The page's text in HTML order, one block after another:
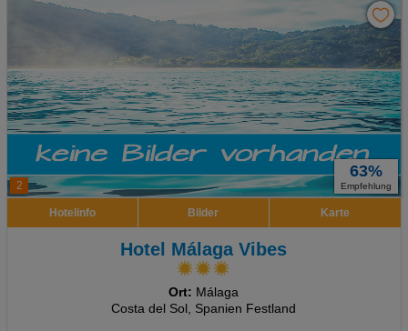
2
63%
Empfehlung
Hotelinfo Bilder Karte
Hotel Málaga Vibes
Ort: Málaga
Costa del Sol, Spanien Festland